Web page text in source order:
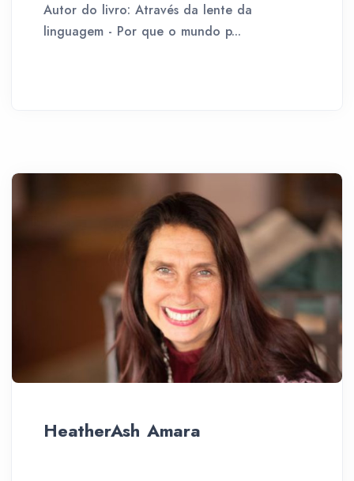
Autor do livro: Através da lente da
linguagem - Por que o mundo p...
HeatherAsh Amara